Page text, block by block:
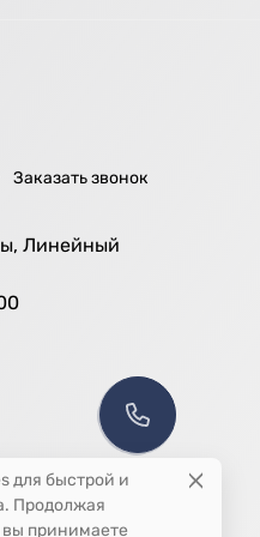
Заказать звонок
Линейный
для быстрой и
Продолжая
вы принимаете